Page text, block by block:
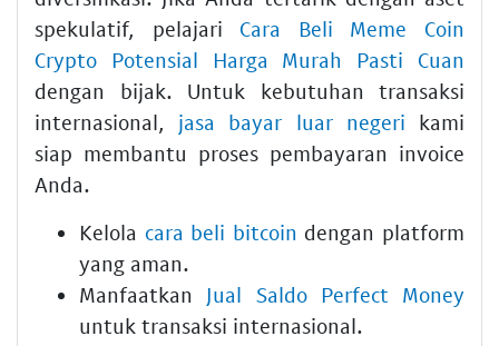
spekulatif, pelajari Cara Beli Meme Coin
Crypto Potensial Harga Murah Pasti Cuan
dengan bijak. Untuk kebutuhan transaksi
internasional, jasa bayar luar negeri kami
siap membantu proses pembayaran invoice
Anda.
Kelola cara beli bitcoin dengan platform
yang aman.
Manfaatkan Jual Saldo Perfect Money
untuk transaksi internasional.